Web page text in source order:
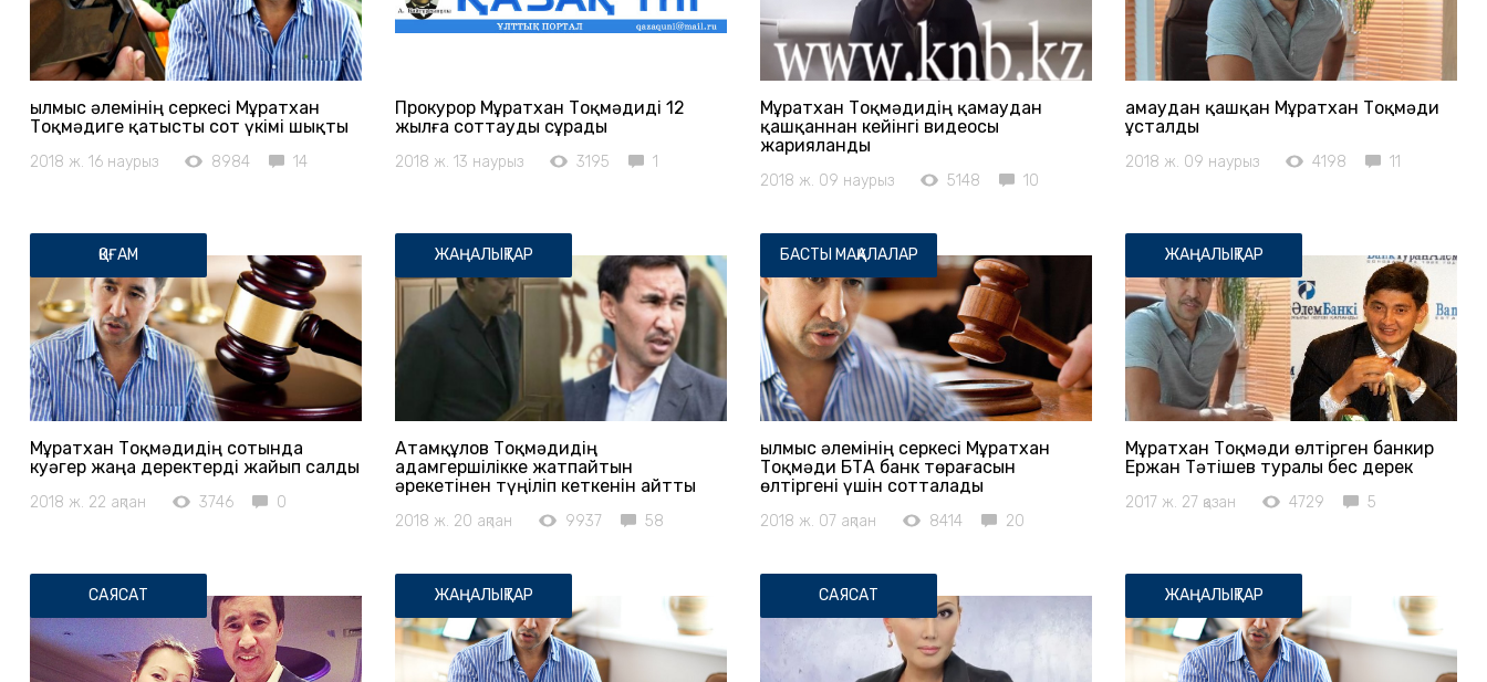
Қылмыс әлемінің серкесі Мұратхан
Тоқмәдиге қатысты сот үкімі шықты
2018 ж. 16 наурыз 8984 14
Прокурор Мұратхан Тоқмәдиді 12
жылға соттауды сұрады
2018 ж. 13 наурыз 3195 1
Мұратхан Тоқмәдидің қамаудан
қашқаннан кейінгі видеосы
жарияланды
2018 ж. 09 наурыз 5148 10
Қамаудан қашқан Мұратхан Тоқмәди
ұсталды
2018 ж. 09 наурыз 4198 11
ҚОҒАМ
Мұратхан Тоқмәдидің сотында
куәгер жаңа деректерді жайып салды
2018 ж. 22 ақпан 3746 0
ЖАҢАЛЫҚТАР
Атамқұлов Тоқмәдидің
адамгершілікке жатпайтын
әрекетінен түңіліп кеткенін айтты
2018 ж. 20 ақпан 9937 58
БАСТЫ МАҚАЛАЛАР
Қылмыс әлемінің серкесі Мұратхан
Тоқмәди БТА банк төрағасын
өлтіргені үшін сотталады
2018 ж. 07 ақпан 8414 20
ЖАҢАЛЫҚТАР
Мұратхан Тоқмәди өлтірген банкир
Ержан Тәтішев туралы бес дерек
2017 ж. 27 қазан 4729 5
САЯСАТ ЖАҢАЛЫҚТАР САЯСАТ ЖАҢАЛЫҚТАР